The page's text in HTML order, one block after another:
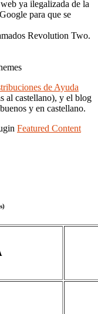
ya ilegalizada de la
para que se
Revolution Two.
de Ayuda
al castellano), y el blog
y en castellano.
Featured Content